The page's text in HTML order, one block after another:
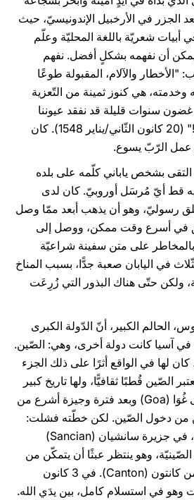
الجزر في الأرخبيل الإندونيسيّ، حيث
أبيات شعريّة باللغة المحليّة وعلّم
يمكن أن نفهمه بشكلٍ أفضل. نفهم
والآلام، المقبولة طوعًا
هي كنوز ثمينة من التّعزية
غضون سنوات قليلة قد نفقد عيوننا
بسبب كثرة دموع الفرح!" (20 كانون الثّاني/يناير 1548). كان
عمل الرّبّ يسوع.
التقى بشخص ياباني كلّمه على بلده
قط أيّ مُرسَل أوروبيّ. كان لدى
رسوليّ، وهو أن يذهب أبعد ممّا وصل
في أسرع وقت ممكن، ووصل إلى
على متن سفينة شراعيّة
في اليابان صعبة جدًّا، بسبب المناخ
ولكن حتّى هناك البذور التي زُرِعَت
الحالم الكبير، أنّ الدّولة الكبرى
في آسيا كانت دولة أخرى، وهي: الصّين.
كان لها في الواقع أثرًا على ذلك الجزء
الصّين قُطبًا ثقافيًّا، ولها تاريخ كبير
وجميل جدًّا. لكنّه عاد إلى غُوَا (Goa) وبعد فترة وجيزة أشرع من
من دخول الصّين. لكن خطّته فشلت:
فمات على أبواب الصّين، في جزيرة سانشيان (Sancian)
وهو ينتظر عبثًا أن يتمكّن من
أن يطأ اليابسة بالقرب من كانتون (Canton). في 3 كانون
1552، مات وهو في استسلام كامل، بين يدَي الله.